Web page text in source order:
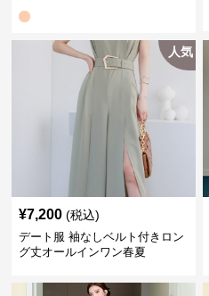
人気
¥7,200 (税込)
デート服 袖なしベルト付きロン
グ丈オールインワン春夏